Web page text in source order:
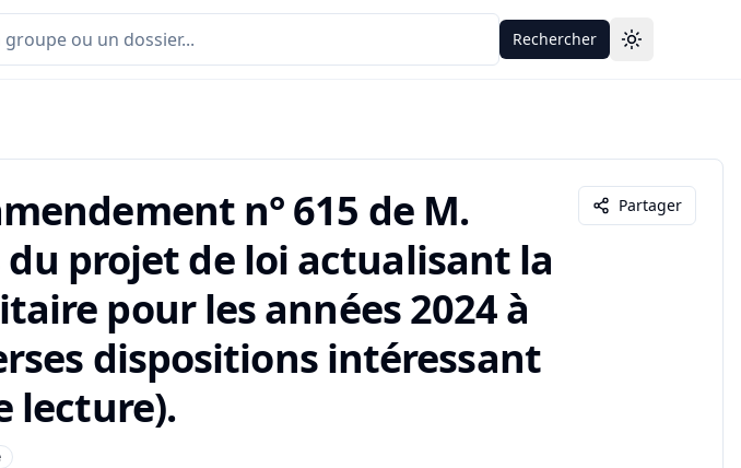
Rechercher Toggle theme
n° 615 de M.
du projet de loi actualisant la
pour les années 2024 à
dispositions intéressant
lecture).
Partager